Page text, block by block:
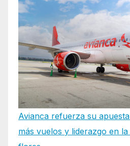
Avianca refuerza su
más vuelos y liderazgo en